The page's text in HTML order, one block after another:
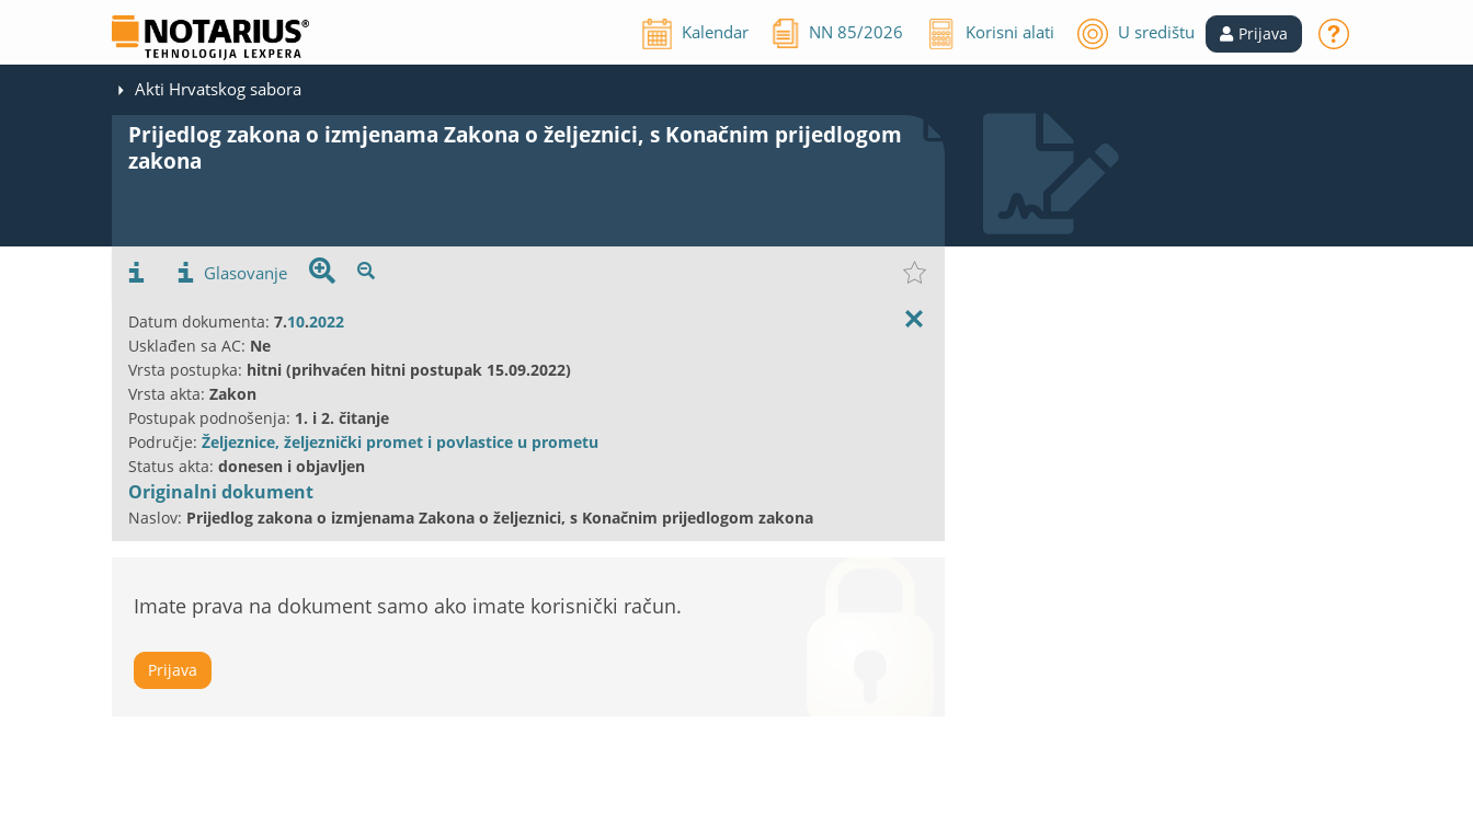
Kalendar NN85/2026 Korisni alati U središtu Prijava
Akti Hrvatskog sabora
Prijedlog zakona o izmjenama Zakona o željeznici, s Konačnim prijedlogom
zakona
Glasovanje
Datum dokumenta: 7.10.2022
Usklađen sa AC: Ne
Vrsta postupka: hitni (prihvaćen hitni postupak 15.09.2022)
Vrsta akta: Zakon
Postupak podnošenja: 1. i 2. čitanje
Područje: Željeznice, željeznički promet i povlastice u prometu
Status akta: donesen i objavljen
Originalni dokument
Naslov: Prijedlog zakona o izmjenama Zakona o željeznici, s Konačnim prijedlogom zakona
Imate prava na dokument samo ako imate korisnički račun.
Prijava